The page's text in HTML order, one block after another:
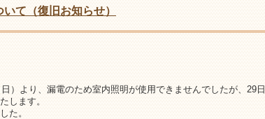
て（復旧お知らせ）
）より、漏電のため室内照明が使用できませんでしたが、29日
します。
た。